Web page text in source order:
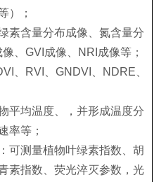
）；
素含量分布成像、氮含量分
、GVI成像、NRI成像等；
、RVI、GNDVI、NDRE、
平均温度、，并形成温度分
率等；
可测量植物叶绿素指数、胡
素指数、荧光淬灭参数，光